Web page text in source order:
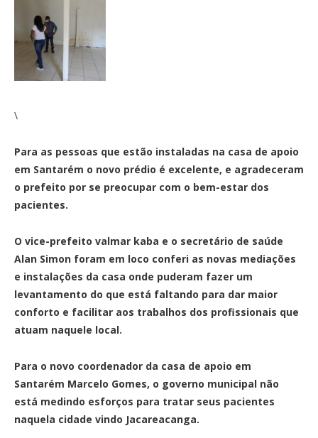
\
Para as pessoas que estão instaladas na casa de apoio
em Santarém o novo prédio é excelente, e agradeceram
o prefeito por se preocupar com o bem-estar dos
pacientes.
O vice-prefeito valmar kaba e o secretário de saúde
Alan Simon foram em loco conferi as novas mediações
e instalações da casa onde puderam fazer um
levantamento do que está faltando para dar maior
conforto e facilitar aos trabalhos dos profissionais que
atuam naquele local.
Para o novo coordenador da casa de apoio em
Santarém Marcelo Gomes, o governo municipal não
está medindo esforços para tratar seus pacientes
naquela cidade vindo Jacareacanga.